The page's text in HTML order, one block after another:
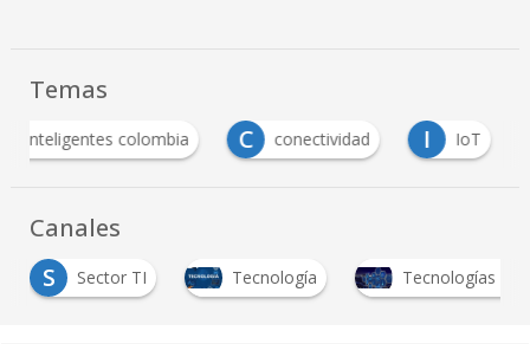
Temas
inteligentes colombia C conectividad I IoT
Canales
S
Sector TI Tecnología Tecnologías